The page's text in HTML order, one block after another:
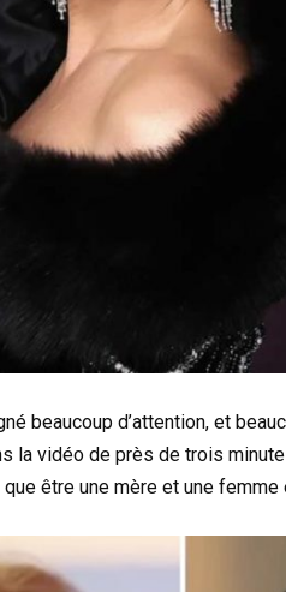
beaucoup d’attention, et
la vidéo de près de trois
être une mère et une